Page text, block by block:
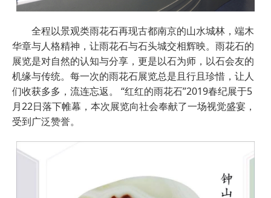
全程以景观类雨花石再现古都南京的山水城林，端木
华章与人格精神，让雨花石与石头城交相辉映。雨花石的
展览是对自然的认知与分享，更是以石为师，以石会友的
机缘与传统。每一次的雨花石展览总是且行且珍惜，让人
们收获多多，流连忘返。 “红红的雨花石”2019春纪展于5
月22日落下帷幕，本次展览向社会奉献了一场视觉盛宴，
受到广泛赞誉。